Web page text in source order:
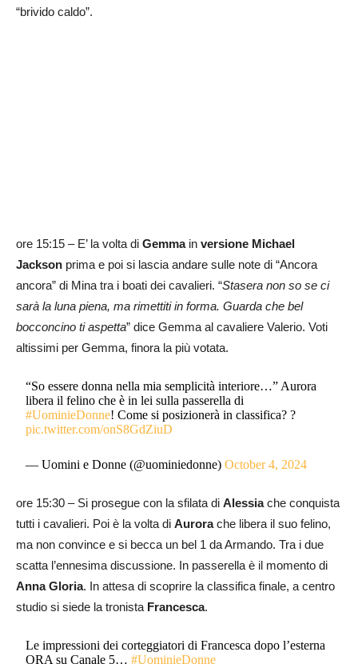
“brivido caldo”.
ore 15:15 – E’ la volta di Gemmain versione Michael
Jackson prima e poi si lascia andare sulle note di “Ancora
ancora” di Mina tra i boati dei cavalieri. “Stasera non so se ci
sarà la luna piena, ma rimettiti in forma. Guarda che bel
bocconcino ti aspetta” dice Gemma al cavaliere Valerio. Voti
altissimi per Gemma, finora la più votata.
“So essere donna nella mia semplicità interiore…” Aurora
libera il felino che è in lei sulla passerella di
#UominieDonne! Come si posizionerà in classifica? ?
pic.twitter.com/onS8GdZiuD
— Uomini e Donne (@uominiedonne)October 4, 2024
ore 15:30 – Si prosegue con la sfilata di Alessiache conquista
tutti i cavalieri. Poi è la volta di Aurorache libera il suo felino,
ma non convince e si becca un bel 1 da Armando. Tra i due
scatta l’ennesima discussione. In passerella è il momento di
Anna Gloria. In attesa di scoprire la classifica finale, a centro
studio si siede la tronista Francesca.
Le impressioni dei corteggiatori di Francesca dopo l’esterna
ORA su Canale 5…#UominieDonne